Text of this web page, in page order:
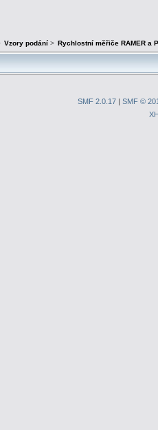
Vzory podání> Rychlostní měřiče RAMER a
SMF 2.0.17| SMF ©